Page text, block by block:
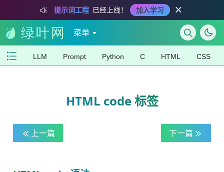
提示词工程 已经上线！ 加入学习
菜单
LLM Prompt Python C HTML CSS
HTML code 标签
上一篇 下一篇